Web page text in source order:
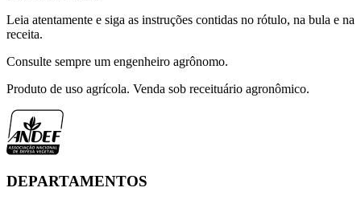
Leia atentamente e siga as instruções contidas no rótulo, na bula e na
receita.
Consulte sempre um engenheiro agrônomo.
Produto de uso agrícola. Venda sob receituário agronômico.
DEPARTAMENTOS